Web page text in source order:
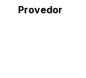
Provedor